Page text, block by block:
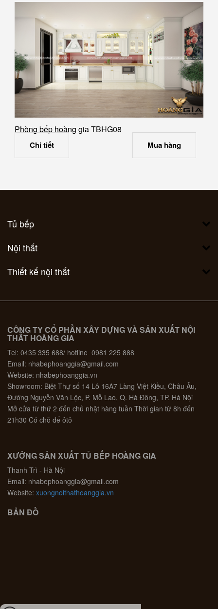
Phòng bếp hoàng gia TBHG08
Chi tiết Mua hàng
Tủ bếp
Nội thất
Thiết kế nội thất
CÔNG TY CỔ PHẦN XÂY DỰNG VÀ SẢN XUẤT NỘI
THẤT HOÀNG GIA
Tel: 0435 335 688/ hotline 0981 225 888
Email: nhabephoanggia@gmail.com
Website: nhabephoanggia.vn
Showroom: Biệt Thự số 14 Lô 16A7 Làng Việt Kiều, Châu Âu,
Đường Nguyễn Văn Lộc, P. Mỗ Lao, Q. Hà Đông, TP. Hà Nội
Mở cửa từ thứ 2 đến chủ nhật hàng tuần Thời gian từ 8h đến
21h30 Có chỗ để ôtô
XƯỞNG SẢN XUẤT TỦ BẾP HOÀNG GIA
Thanh Trì - Hà Nội
Email: nhabephoanggia@gmail.com
Website: xuongnoithathoanggia.vn
BẢN ĐỒ